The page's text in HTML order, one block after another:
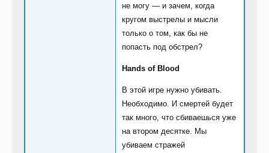
не могу — и зачем, когда
кругом выстрелы и мысли
только о том, как бы не
попасть под обстрел?
Hands of Blood
В этой игре нужно убивать.
Необходимо. И смертей будет
так много, что сбиваешься уже
на втором десятке. Мы
убиваем стражей